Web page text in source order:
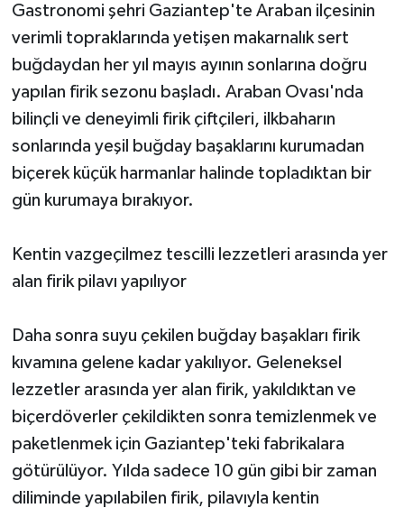
Gastronomi şehri Gaziantep'te Araban ilçesinin
verimli topraklarında yetişen makarnalık sert
buğdaydan her yıl mayıs ayının sonlarına doğru
yapılan firik sezonu başladı. Araban Ovası'nda
bilinçli ve deneyimli firik çiftçileri, ilkbaharın
sonlarında yeşil buğday başaklarını kurumadan
biçerek küçük harmanlar halinde topladıktan bir
gün kurumaya bırakıyor.
Kentin vazgeçilmez tescilli lezzetleri arasında yer
alan firik pilavı yapılıyor
Daha sonra suyu çekilen buğday başakları firik
kıvamına gelene kadar yakılıyor. Geleneksel
lezzetler arasında yer alan firik, yakıldıktan ve
biçerdöverler çekildikten sonra temizlenmek ve
paketlenmek için Gaziantep'teki fabrikalara
götürülüyor. Yılda sadece 10 gün gibi bir zaman
diliminde yapılabilen firik, pilavıyla kentin